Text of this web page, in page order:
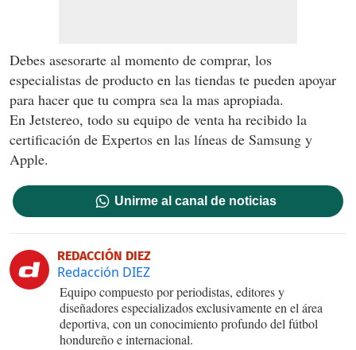
Debes asesorarte al momento de comprar, los
especialistas de producto en las tiendas te pueden apoyar
para hacer que tu compra sea la mas apropiada.
En Jetstereo, todo su equipo de venta ha recibido la
certificación de Expertos en las líneas de Samsung y
Apple.
Unirme al canal de noticias
REDACCIÓN DIEZ
Redacción DIEZ
Equipo compuesto por periodistas, editores y
diseñadores especializados exclusivamente en el área
deportiva, con un conocimiento profundo del fútbol
hondureño e internacional.